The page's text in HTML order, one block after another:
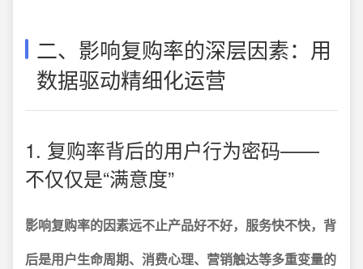
二、影响复购率的深层因素：用
数据驱动精细化运营
1. 复购率背后的用户行为密码——
不仅仅是“满意度”
影响复购率的因素远不止产品好不好，服务快不快，背
后是用户生命周期、消费心理、营销触达等多重变量的